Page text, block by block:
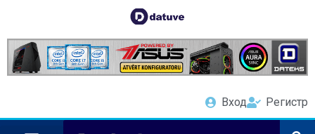
Вход Регистр